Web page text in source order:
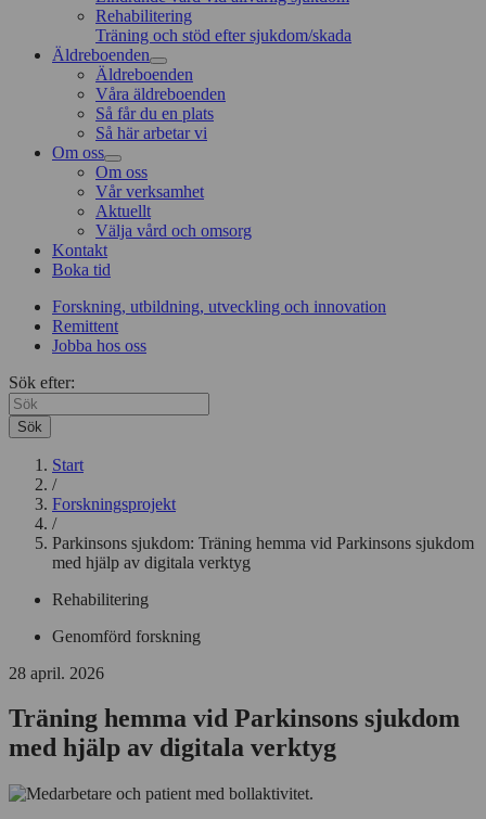
Rehabilitering
Träning och stöd efter sjukdom/skada
Äldreboenden
Äldreboenden
Våra äldreboenden
Så får du en plats
Så här arbetar vi
Om oss
Om oss
Vår verksamhet
Aktuellt
Välja vård och omsorg
Kontakt
Boka tid
Forskning, utbildning, utveckling och innovation
Remittent
Jobba hos oss
Sök efter:
Sök
Start
/
Forskningsprojekt
/
Parkinsons sjukdom: Träning hemma vid Parkinsons sjukdom
med hjälp av digitala verktyg
Rehabilitering
Genomförd forskning
28 april. 2026
Träning hemma vid Parkinsons sjukdom
med hjälp av digitala verktyg